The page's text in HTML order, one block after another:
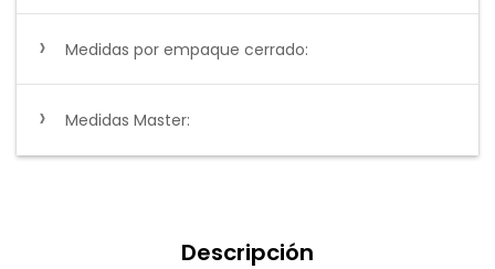
Medidas por empaque cerrado:
Medidas Master:
Descripción